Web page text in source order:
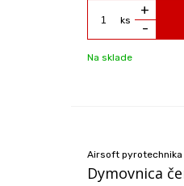
ks
+
-
Na sklade
Airsoft pyrotechnika
Dymovnica